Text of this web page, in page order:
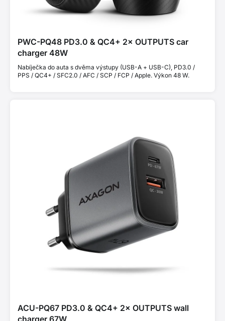
PWC-PQ48 PD3.0 & QC4+ 2× OUTPUTS car
charger 48W
Nabíječka do auta s dvěma výstupy (USB-A + USB-C), PD3.0 /
PPS / QC4+ / SFC2.0 / AFC / SCP / FCP / Apple. Výkon 48 W.
ACU-PQ67 PD3.0 & QC4+ 2× OUTPUTS wall
charger 67W